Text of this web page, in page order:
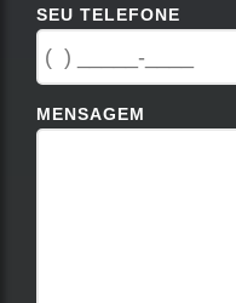
SEU TELEFONE
MENSAGEM